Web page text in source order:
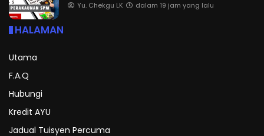
Yu. Chekgu LK dalam 19 jam yang lalu
HALAMAN
Utama
F.A.Q
Hubungi
Kredit AYU
Jadual Tuisyen Percuma